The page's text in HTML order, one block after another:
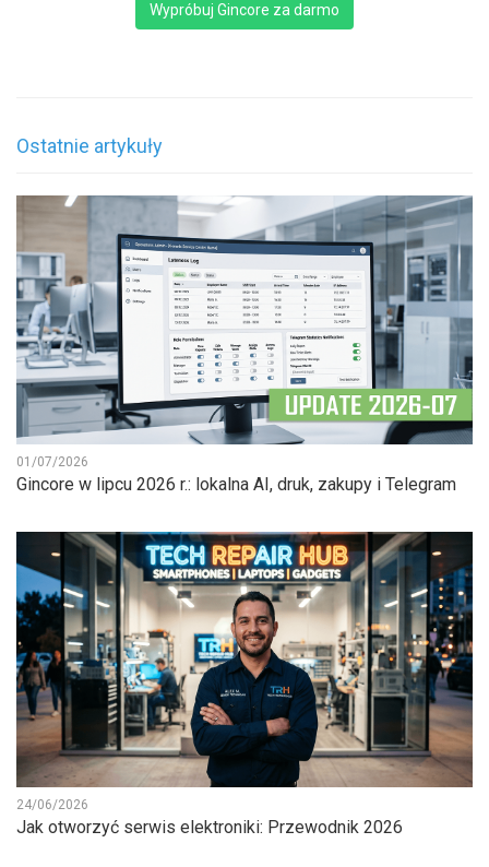
Wypróbuj Gincore za darmo
Ostatnie artykuły
01/07/2026
Gincore w lipcu 2026 r.: lokalna AI, druk, zakupy i Telegram
24/06/2026
Jak otworzyć serwis elektroniki: Przewodnik 2026